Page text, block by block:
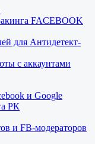
FACEBOOK
для Антидетект-
с аккаунтами
и Google
РК
и FB-модераторов